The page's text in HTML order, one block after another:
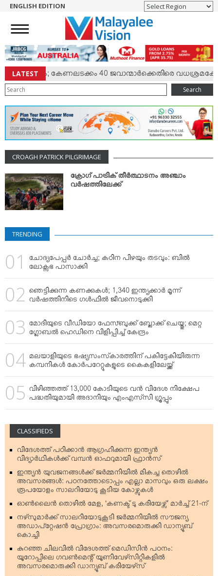
NEWS
ENGLISH
NRI
ENTERTAINMENT
MV SPECIAL
SPORTS
LIFESTYLE
TECH & AUTO
SOCIAL SPHERE
EDITORIAL
ARTS & LITERATURE
MAGAZINE
YOUR SAY
KARSHAKAN
GREETINGS
OBITUARY
ENGLISH EDITION
LATEST കേണലടക്കം 40 ജവാന്മാര്‍ക്കെതിരെ
Search
CROAGH PATRICK PILGRIMAGE
ക്രോഗ് പാട്രിക് തീര്‍ത്ഥാടനം അഞ്ചാം
വര്‍ഷത്തിലേക്ക്
TRENDING
ചോദ്യപേപ്പര്‍ ചോര്‍ച്ച; കഠിന പിഴയും തടവും: ബില്‍
ലോക്സഭ പാസാക്കി
ഞെട്ടിക്കുന്ന കണക്കുകള്‍; 1,340 ഇന്ത്യക്കാര്‍ മൂന്ന്
വര്‍ഷത്തിനിടെ ഗള്‍ഫില്‍ ജീവനൊടുക്കി
മോദിയുടെ വീഡിയോ ഫേസ്ബുക്ക് ബ്ലോക്ക് ചെയ്തു; മെറ്റ
ഗ്ലോബല്‍ ഹെഡിനെ വിളിപ്പിച്ച് കേന്ദ്രം
മലയാളിയുടെ ഭഷ്യസംസ്‌കാരത്തിന് പകിട്ടേകിയിരുന്ന
കമ്പനികള്‍ കോര്‍പറേറ്റുകളുടെ കൈകളിലേയ്ക്ക്
വിഴിഞ്ഞത്ത് 13,000 കോടിയുടെ വന്‍ വിദേശ നിക്ഷേപ
പദ്ധതിയുമായി അദാനിയും എംഎസ്‌സി ഗ്രൂപ്പും
CLASSIFIEDS
വിദേശത്ത് പഠിക്കാന്‍ ആഗ്രഹിക്കുന്ന ഇന്ത്യന്‍
വിദ്യാര്‍ഥികള്‍ക്ക് വമ്പന്‍ ഓഫറുമായി ഫ്രാന്‍സ്
ഇന്ത്യന്‍ യുവജനങ്ങള്‍ക്ക് ജര്‍മ്മനിയില്‍ മികച്ച തൊഴില്‍
അവസരങ്ങള്‍: പഠനത്തോടൊപ്പം എല്ലാ മാസവും ഒരു ലക്ഷം
രൂപയോളം സാലറിയോടു കൂടിയ കോഴ്സുകള്‍
ഓണ്‍ലൈന്‍ തൊഴില്‍ മേള, ‘കണക്ട് ടു കരിയേഴ്സ്’ മാര്‍ച്ച് 21-ന്
നഴ്‌സുമാര്‍ക്ക് സാലറിയോടുകൂടി ജര്‍മ്മനിയില്‍ സൗജന്യ
അഡാപ്റ്റേഷന്‍ പ്രോഗ്രാം: അവസരമൊരുക്കി ഡാന്യൂബ്
കൊച്ചി
കുറഞ്ഞ ചിലവില്‍ വിദേശത്ത് മെഡിസിന്‍ പഠനം:
യൂറോപ്പിലെ ഗവണ്‍മെന്റ് യൂണിവേഴ്‌സിറ്റികളില്‍
അവസരമൊരുക്കി ഡാന്യൂബ് കരിയേഴ്‌സ്